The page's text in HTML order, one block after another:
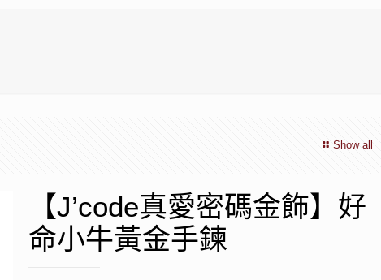
Show all
【J’code真愛密碼金飾】好
命小牛黃金手鍊